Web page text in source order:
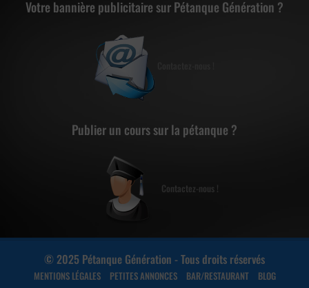
Votre bannière publicitaire sur Pétanque Génération ?
Publier un cours sur la pétanque ?
Contactez-nous !
© 2025 Pétanque Génération - Tous droits réservés
MENTIONS LÉGALES PETITES ANNONCES BAR/RESTAURANT
BLOG